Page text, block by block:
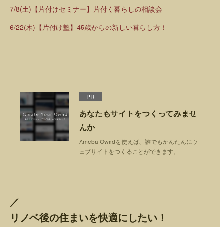
7/8(土)【片付けセミナー】片付く暮らしの相談会
6/22(木)【片付け塾】45歳からの新しい暮らし方！
PR
あなたもサイトをつくってみませ
んか
Ameba Owndを使えば、誰でもかんたんにウ
ェブサイトをつくることができます。
／
リノベ後の住まいを快適にしたい！